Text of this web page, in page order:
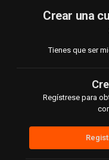
Crear una
Tienes que ser
Regístrese para